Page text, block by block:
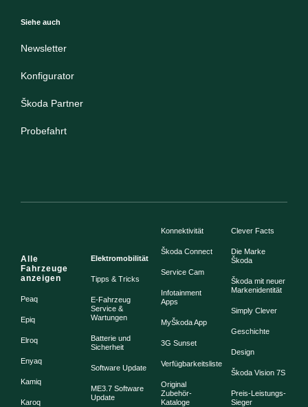
Siehe auch
Newsletter
Konfigurator
Škoda Partner
Probefahrt
Alle
Fahrzeuge
anzeigen
Peaq
Epiq
Elroq
Enyaq
Kamiq
Karoq
Elektromobilität
Tipps & Tricks
E-Fahrzeug
Service &
Wartungen
Batterie und
Sicherheit
Software Update
ME3.7 Software
Update
Konnektivität
Škoda Connect
Service Cam
Infotainment
Apps
MyŠkoda App
3G Sunset
Verfügbarkeitsliste
Original
Zubehör-
Kataloge
Clever Facts
Die Marke
Škoda
Škoda mit neuer
Markenidentität
Simply Clever
Geschichte
Design
Škoda Vision 7S
Preis-Leistungs-
Sieger